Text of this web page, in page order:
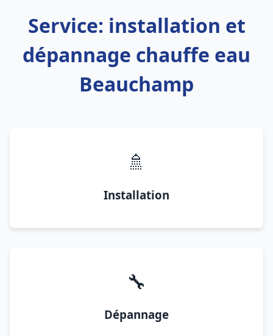
Service: installation et
dépannage chauffe eau
Beauchamp
🚿
Installation
🔧
Dépannage